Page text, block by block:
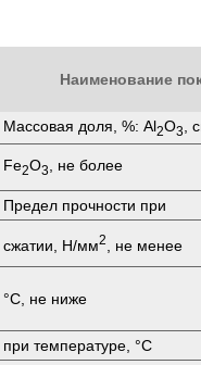
Наименование
Массовая доля, %: Аl2O3 ,
Fe2O3 , не более
Предел прочности при
сжатии, Н/мм2 , не менее
°C, не ниже
при температуре, °C